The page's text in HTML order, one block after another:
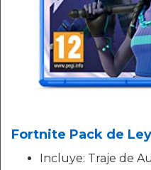
Fortnite Pack de
Incluye: Traje de